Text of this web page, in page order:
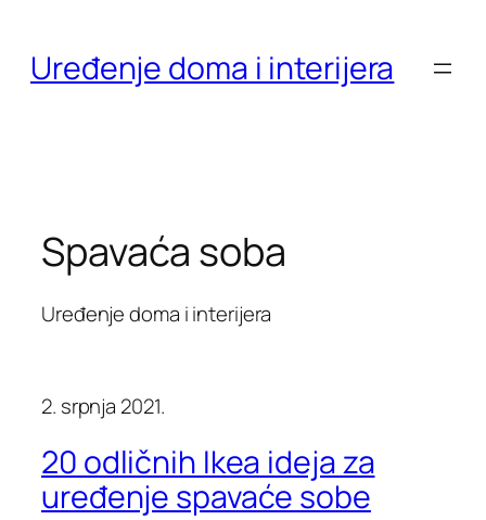
sadržaja
Uređenje doma i interijera
Spavaća soba
Uređenje doma i interijera
2. srpnja 2021.
20 odličnih Ikea ideja za
uređenje spavaće sobe